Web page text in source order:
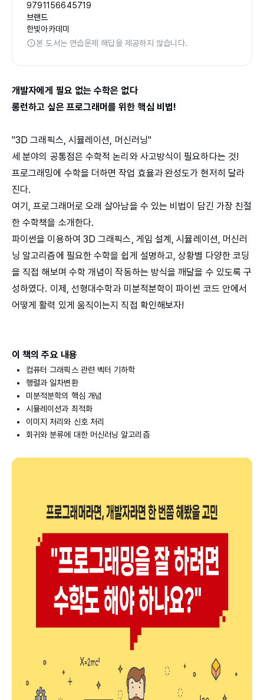
9791156645719
브랜드
한빛아카데미
본 도서는 연습문제 해답을 제공하지 않습니다.
개발자에게 필요 없는 수학은 없다
롱런하고 싶은 프로그래머를 위한 핵심 비법!
"3D 그래픽스, 시뮬레이션, 머신러닝"
세 분야의 공통점은 수학적 논리와 사고방식이 필요하다는 것!
프로그래밍에 수학을 더하면 작업 효율과 완성도가 현저히 달라
진다.
여기, 프로그래머로 오래 살아남을 수 있는 비법이 담긴 가장 친절
한 수학책을 소개한다.
파이썬을 이용하여 3D 그래픽스, 게임 설계, 시뮬레이션, 머신러
닝 알고리즘에 필요한 수학을 쉽게 설명하고, 상황별 다양한 코딩
을 직접 해보며 수학 개념이 작동하는 방식을 깨달을 수 있도록 구
성하였다. 이제, 선형대수학과 미분적분학이 파이썬 코드 안에서
어떻게 활력 있게 움직이는지 직접 확인해보자!
이 책의 주요 내용
컴퓨터 그래픽스 관련 벡터 기하학
행렬과 일차변환
미분적분학의 핵심 개념
시뮬레이션과 최적화
이미지 처리와 신호 처리
회귀와 분류에 대한 머신러닝 알고리즘